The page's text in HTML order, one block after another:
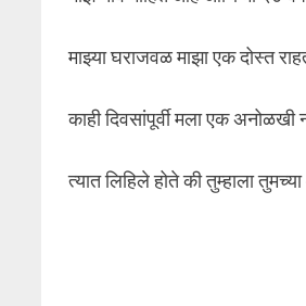
माझ्या घराजवळ माझा एक दोस्त
काही दिवसांपूर्वी मला एक
त्यात लिहिले होते की तुम्हाला